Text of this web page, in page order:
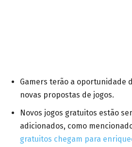
Gamers terão a oportunidade
novas propostas de jogos.
Novos jogos gratuitos estão
adicionados, como
gratuitos chegam para